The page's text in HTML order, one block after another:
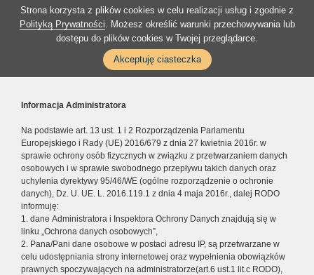
Strona korzysta z plików cookies w celu realizacji usług i zgodnie z
Polityką Prywatności. Możesz określić warunki przechowywania lub
dostępu do plików cookies w Twojej przeglądarce.
Akceptuję ciasteczka
Informacja Administratora
Na podstawie art. 13 ust. 1 i 2 Rozporządzenia Parlamentu
Europejskiego i Rady (UE) 2016/679 z dnia 27 kwietnia 2016r. w
sprawie ochrony osób fizycznych w związku z przetwarzaniem danych
osobowych i w sprawie swobodnego przepływu takich danych oraz
uchylenia dyrektywy 95/46/WE (ogólne rozporządzenie o ochronie
danych), Dz. U. UE. L. 2016.119.1 z dnia 4 maja 2016r., dalej RODO
informuję:
1. dane Administratora i Inspektora Ochrony Danych znajdują się w
linku „Ochrona danych osobowych”,
2. Pana/Pani dane osobowe w postaci adresu IP, są przetwarzane w
celu udostępniania strony internetowej oraz wypełnienia obowiązków
prawnych spoczywających na administratorze(art.6 ust.1 lit.c RODO),